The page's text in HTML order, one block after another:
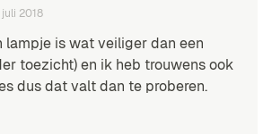
juli 2018
lampje is wat veiliger dan een
toezicht) en ik heb trouwens ook
dus dat valt dan te proberen.